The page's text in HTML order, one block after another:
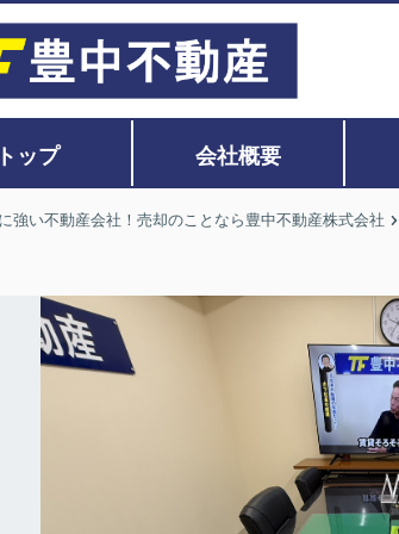
トップ 会社概要
強い不動産会社！売却のことなら豊中不動産株式会社